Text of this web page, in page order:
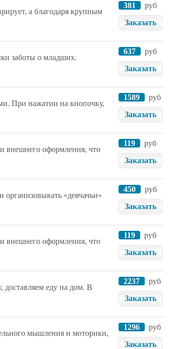
а благодаря крупным
381
руб
Заказать
заботы о младших.
637
руб
Заказать
При нажатии на кнопочку,
1589
руб
Заказать
внешнего оформления, что
119
руб
Заказать
«девчачьи»
450
руб
Заказать
внешнего оформления, что
119
руб
Заказать
доставляем еду на дом. В
2237
руб
Заказать
мышления и моторики,
1296
руб
Заказать